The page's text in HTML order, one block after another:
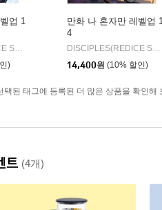
업 1
DISCIPLES(REDICE STUDIO) 글그림/추공 원저 | 디앤씨웹툰
)
만화 나 혼자만 레벨업
4
DISCIPLES(REDICE STUDIO) 글그림/추공 원저
14,400원 (10% 할인)
택된 태그에 등록된 더 많은 상품을 확인해
트 (4개)